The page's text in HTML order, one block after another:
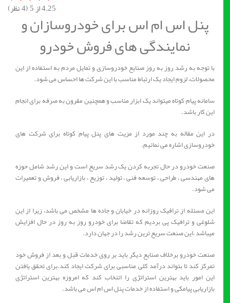
4.25از 5 ( 4نظر)
پنل اس ام اس برای خودروسازان و
نمایندگی های فروش خودرو
با توجه به رشد روز به روز صنایع خودروسازی و تمایل مردم به استفاده از این
محصولات، لزوم ایجاد یک ارتباط مناسب با این شرکت ها احساس می شود.
سامانه پیام کوتاه میتواند یک ابزار مناسب و همچنین مقرون به صرفه برای انجام
این کار باشد.
در این مقاله به چند مورد از مزیت های پنل پیام کوتاه برای شرکت های
خودروسازی اشاره می نمائیم.
صنعت خودرو در حال تجربه کردن یک رشد سریع است و این رشد شامل حوزه
های مهندسی ، طراحی ، توسعه فنی ، تولید ، توزیع ، بازاریابی ، فروش و تعمیرات
می شود.
این مسئله از ترافیک روزانه در خیابان و جاده ها مشخص می باشد، زیرا از این
شلوغی و ترافیک پی بردیم که تقاضا برای خودرو روز به روز در حال افزایش
میباشد ،‌این صنعت سریع ترین رشد را در جهان دارد.
صنعت خودرو برخلاف صنایع دیگر باید بر روی خدمات قبل و بعد از فروش خود
تمرکز کند تا بتواند درآمد کلی مناسبی برای شرکت ایجاد کند.برای تحقق یافتن
این امور باید بهترین استراتژی را اتنخاب کند که امروزه بهترین استراتژی
بازاریابی پیامکی و استفاده از خدمات پنل اس ام اس می باشد.